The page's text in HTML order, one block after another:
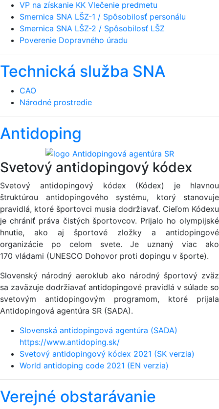
VP na získanie KK Vlečenie predmetu
Smernica SNA LŠZ-1 / Spôsobilosť personálu
Smernica SNA LŠZ-2 / Spôsobilosť LŠZ
Poverenie Dopravného úradu
Technická služba SNA
CAO
Národné prostredie
Antidoping
Svetový antidopingový kódex
Svetový antidopingový kódex (Kódex) je hlavnou
štruktúrou antidopingového systému, ktorý stanovuje
pravidlá, ktoré športovci musia dodržiavať. Cieľom Kódexu
je chrániť práva čistých športovcov. Prijalo ho olympijské
hnutie, ako aj športové zložky a antidopingové
organizácie po celom svete. Je uznaný viac ako
170 vládami (UNESCO Dohovor proti dopingu v športe).
Slovenský národný aeroklub ako národný športový zväz
sa zaväzuje dodržiavať antidopingové pravidlá v súlade so
svetovým antidopingovým programom, ktoré prijala
Antidopingová agentúra SR (SADA).
Slovenská antidopingová agentúra (SADA)
https://www.antidoping.sk/
Svetový antidopingový kódex 2021 (SK verzia)
World antidoping code 2021 (EN verzia)
Verejné obstarávanie